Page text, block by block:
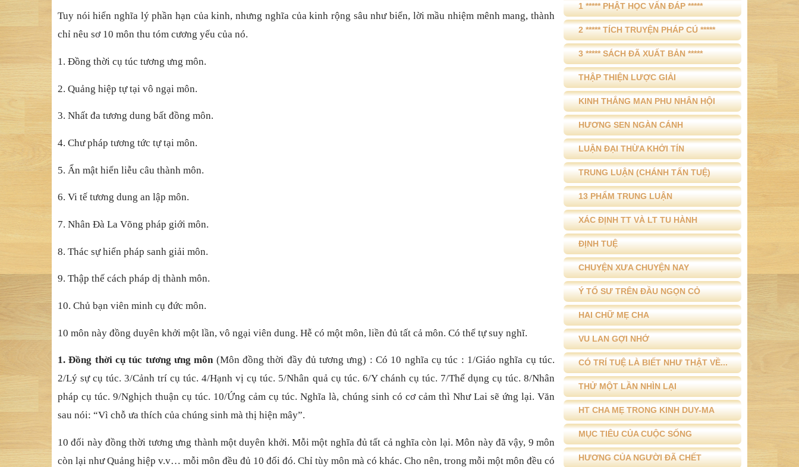
Tuy nói hiển nghĩa lý phần hạn của kinh, nhưng nghĩa của kinh rộng sâu như biển, lời mầu nhiệm mênh mang, thành
chỉ nêu sơ 10 môn thu tóm cương yếu của nó.
1. Đồng thời cụ túc tương ưng môn.
2. Quảng hiệp tự tại vô ngại môn.
3. Nhất đa tương dung bất đồng môn.
4. Chư pháp tương tức tự tại môn.
5. Ẩn mật hiển liễu câu thành môn.
6. Vi tế tương dung an lập môn.
7. Nhân Đà La Võng pháp giới môn.
8. Thác sự hiển pháp sanh giải môn.
9. Thập thế cách pháp dị thành môn.
10. Chủ bạn viên minh cụ đức môn.
10 môn này đồng duyên khởi một lần, vô ngại viên dung. Hễ có một môn, liền đủ tất cả môn. Có thể tự suy nghĩ.
1. Đồng thời cụ túc tương ưng môn(Môn đồng thời đầy đủ tương ưng) : Có 10 nghĩa cụ túc : 1/Giáo nghĩa cụ túc.
2/Lý sự cụ túc. 3/Cảnh trí cụ túc. 4/Hạnh vị cụ túc. 5/Nhân quả cụ túc. 6/Y chánh cụ túc. 7/Thể dụng cụ túc. 8/Nhân
pháp cụ túc. 9/Nghịch thuận cụ túc. 10/Ứng cảm cụ túc. Nghĩa là, chúng sinh có cơ cảm thì Như Lai sẽ ứng lại. Văn
sau nói: “Vì chỗ ưa thích của chúng sinh mà thị hiện mây”.
10 đối này đồng thời tương ưng thành một duyên khởi. Mỗi một nghĩa đủ tất cả nghĩa còn lại. Môn này đã vậy, 9 môn
còn lại như Quảng hiệp v.v… mỗi môn đều đủ 10 đối đó. Chỉ tùy môn mà có khác. Cho nên, trong mỗi một môn đều có
1 ***** PHẬT HỌC VẤN ĐÁP *****
2 ***** TÍCH TRUYỆN PHÁP CÚ *****
3 ***** SÁCH ĐÃ XUẤT BẢN *****
THẬP THIỆN LƯỢC GIẢI
KINH THẮNG MAN PHU NHÂN HỘI
HƯƠNG SEN NGÀN CÁNH
LUẬN ĐẠI THỪA KHỞI TÍN
TRUNG LUẬN (CHÁNH TẤN TUỆ)
13 PHẨM TRUNG LUẬN
XÁC ĐỊNH TT VÀ LT TU HÀNH
ĐỊNH TUỆ
CHUYỆN XƯA CHUYỆN NAY
Ý TỔ SƯ TRÊN ĐẦU NGỌN CỎ
HAI CHỮ MẸ CHA
VU LAN GỢI NHỚ
CÓ TRÍ TUỆ LÀ BIẾT NHƯ THẬT VỀ...
THỬ MỘT LẦN NHÌN LẠI
HT CHA MẸ TRONG KINH DUY-MA
MỤC TIÊU CỦA CUỘC SỐNG
HƯƠNG CỦA NGƯỜI ĐÃ CHẾT